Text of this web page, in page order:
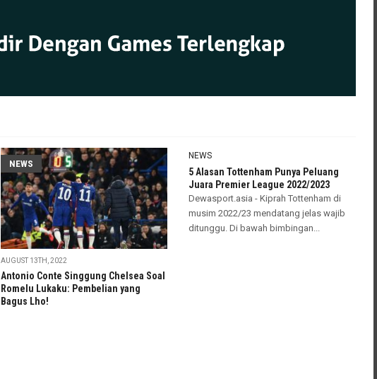
NEWS
AUGUST 13TH, 2022
Antonio Conte Singgung Chelsea Soal
Romelu Lukaku: Pembelian yang
Bagus Lho!
NEWS
5 Alasan Tottenham Punya Peluang
Juara Premier League 2022/2023
Dewasport.asia - Kiprah Tottenham di
musim 2022/23 mendatang jelas wajib
ditunggu. Di bawah bimbingan...